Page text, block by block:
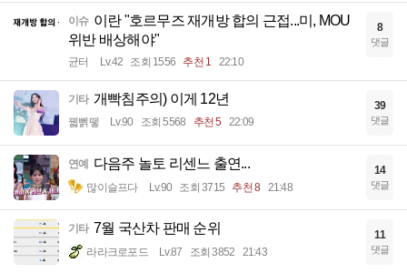
이슈 이란 "호르무즈 재개방 합의 근접...미, MOU
위반 배상해야"
균터 Lv.42 조회 1556 추천 1 22:10
8
댓글
기타 개빡침주의) 이게 12년
꿻뻵뗗 Lv.90 조회 5568 추천 5 22:09
39
댓글
연예 다음주 놀토 리센느 출연...
많이슬프다 Lv.90 조회 3715 추천 8 21:48
14
댓글
기타 7월 국산차 판매 순위
라라크로포드 Lv.87 조회 3852 21:43
11
댓글